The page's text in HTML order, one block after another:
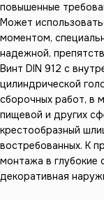
повышенные
Может
моментом,
надежной,
Винт DIN 912 с
цилиндрической
сборочных работ, в
пищевой и других
крестообразный
востребованных. К
монтажа в глубокие
декоративная